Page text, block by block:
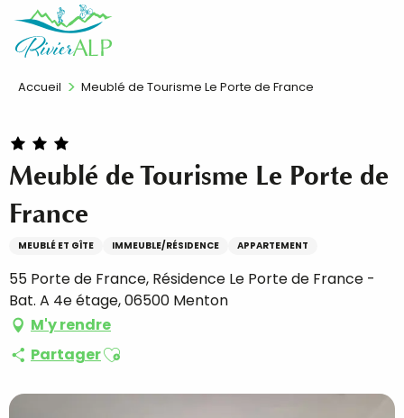
contenu
FR
Accueil Meublé de Tourisme Le Porte de France
Meublé de Tourisme Le Porte de
France
MEUBLÉ ET GÎTE IMMEUBLE/RÉSIDENCE APPARTEMENT
55 Porte de France, Résidence Le Porte de France -
Bat. A 4e étage, 06500 Menton
M'y rendre
PartagerAjouter aux favoris